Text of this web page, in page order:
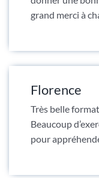
grand merci à
Florence
Très belle
Beaucoup
pour